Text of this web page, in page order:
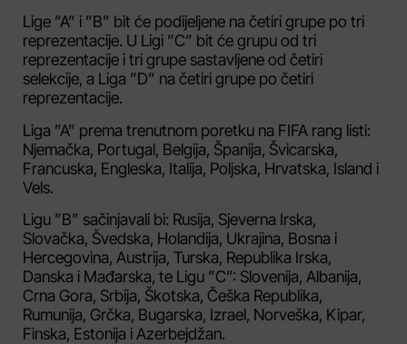
Lige ”A” i ”B” bit će podijeljene na četiri grupe po tri
reprezentacije. U Ligi ”C” bit će grupu od tri
reprezentacije i tri grupe sastavljene od četiri
selekcije, a Liga ”D” na četiri grupe po četiri
reprezentacije.
Liga ”A” prema trenutnom poretku na FIFA rang listi:
Njemačka, Portugal, Belgija, Španija, Švicarska,
Francuska, Engleska, Italija, Poljska, Hrvatska, Island i
Vels.
Ligu ”B” sačinjavali bi: Rusija, Sjeverna Irska,
Slovačka, Švedska, Holandija, Ukrajina, Bosna i
Hercegovina, Austrija, Turska, Republika Irska,
Danska i Mađarska, te Ligu ”C”: Slovenija, Albanija,
Crna Gora, Srbija, Škotska, Češka Republika,
Rumunija, Grčka, Bugarska, Izrael, Norveška, Kipar,
Finska, Estonija i Azerbejdžan.